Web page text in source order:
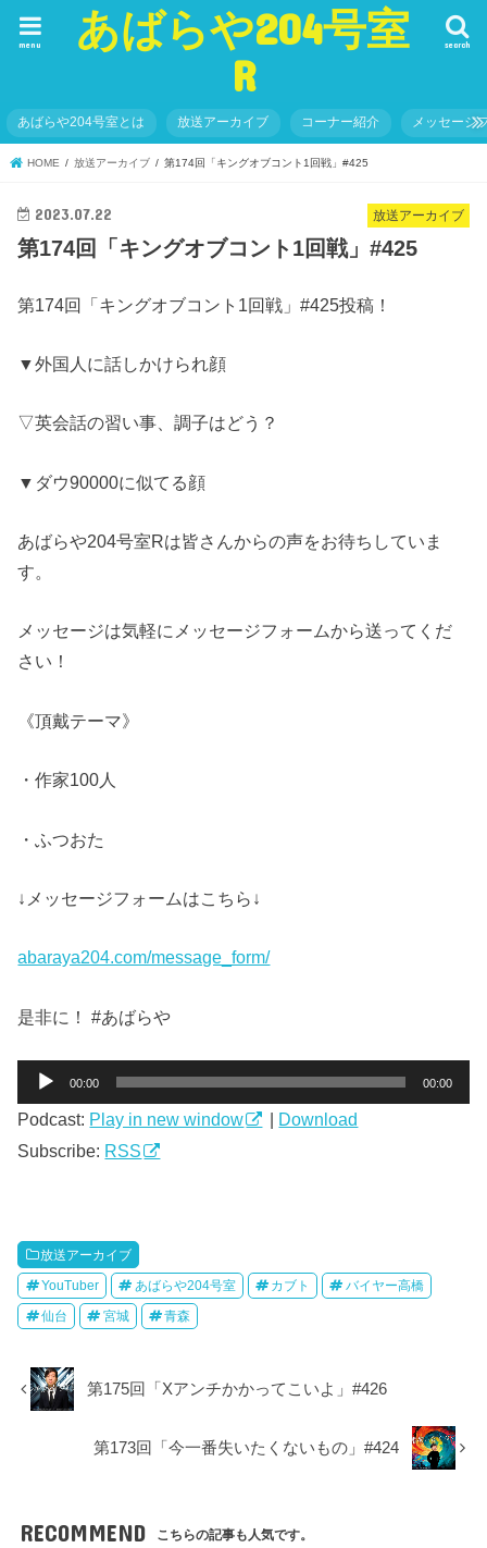
あばらや204号室
R
search
menu
あばらや204号室とは 放送アーカイブ コーナー紹介 メッセージ
HOME 放送アーカイブ 第174回「キングオブコント1回戦」#425
放送アーカイブ
2023.07.22
第174回「キングオブコント1回戦」#425
第174回「キングオブコント1回戦」#425投稿！
▼外国人に話しかけられ顔
▽英会話の習い事、調子はどう？
▼ダウ90000に似てる顔
あばらや204号室Rは皆さんからの声をお待ちしていま
す。
メッセージは気軽にメッセージフォームから送ってくだ
さい！
《頂戴テーマ》
・作家100人
・ふつおた
↓メッセージフォームはこちら↓
abaraya204.com/message_form/
是非に！ #あばらや
プ
レ
00:00 00:00
Podcast: Play in new window | Download
Subscribe: RSS
放送アーカイブ
YouTuber あばらや204号室 カブト バイヤー高橋
仙台 宮城 青森
第175回「Xアンチかかってこいよ」#426
第173回「今一番失いたくないもの」#424
RECOMMEND こちらの記事も人気です。